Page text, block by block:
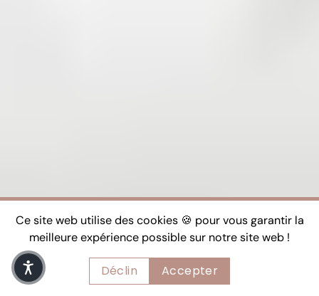
Ce site web utilise des cookies 🍪 pour vous garantir la
meilleure expérience possible sur notre site web !
Déclin Accepter